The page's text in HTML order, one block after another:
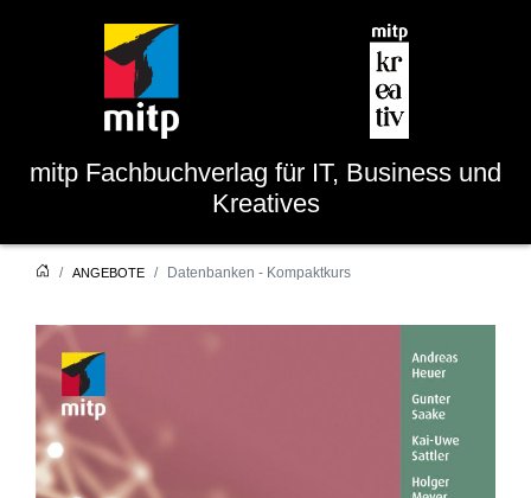
mitp Fachbuchverlag für IT, Business und
Kreatives
ANGEBOTE Datenbanken - Kompaktkurs